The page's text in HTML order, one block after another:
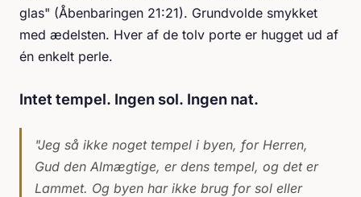
glas" (Åbenbaringen 21:21). Grundvolde smykket
med ædelsten. Hver af de tolv porte er hugget ud af
én enkelt perle.
Intet tempel. Ingen sol. Ingen nat.
"Jeg så ikke noget tempel i byen, for Herren,
Gud den Almægtige, er dens tempel, og det er
Lammet. Og byen har ikke brug for sol eller